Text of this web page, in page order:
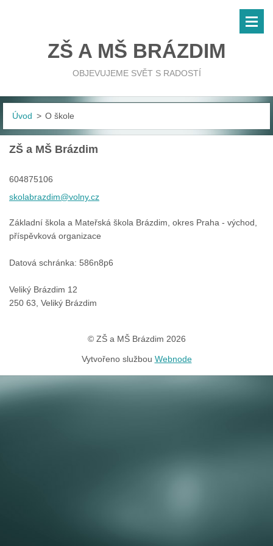
ZŠ A MŠ BRÁZDIM
OBJEVUJEME SVĚT S RADOSTÍ
Úvod > O škole
ZŠ a MŠ Brázdim
604875106
skolabrazdim@volny.cz
Základní škola a Mateřská škola Brázdim, okres Praha - východ,
příspěvková organizace
Datová schránka: 586n8p6
Veliký Brázdim 12
250 63, Veliký Brázdim
© ZŠ a MŠ Brázdim 2026
Vytvořeno službou Webnode